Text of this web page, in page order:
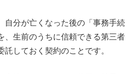
自分が亡くなった後の「事務手続
、生前のうちに信頼できる第三者
託しておく契約のことです。